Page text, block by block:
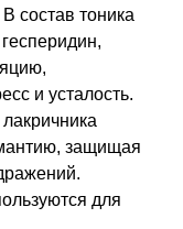
состав тоника
и усталость.
защищая
для